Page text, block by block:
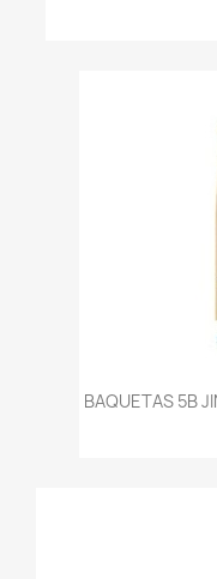
BAQUETAS 5B